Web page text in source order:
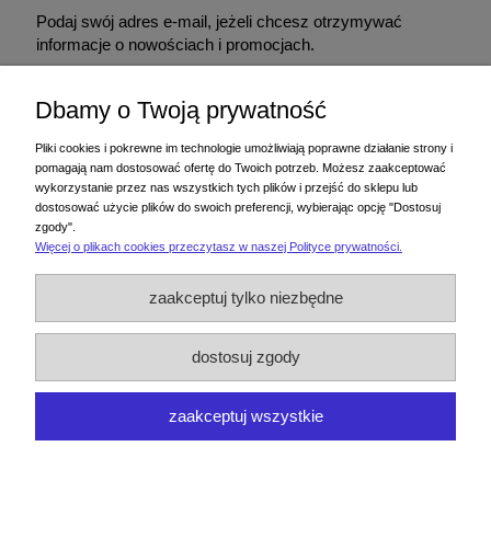
Podaj swój adres e-mail, jeżeli chcesz otrzymywać
informacje o nowościach i promocjach.
Podając adres e-mail, wyrażasz zgodę na otrzymywanie informacji handlowej
drogą elektroniczną na podany adres. Zgodę można wycofać w każdym
czasie. Wycofanie zgody nie wpływa na zgodność z prawem przetwarzania
dokonanego przed jej wycofaniem.
Pomoc
Moje konto
Informacje
Dbamy o Twoją prywatność
Pliki cookies i pokrewne im technologie umożliwiają poprawne działanie strony i
pomagają nam dostosować ofertę do Twoich potrzeb. Możesz zaakceptować
wykorzystanie przez nas wszystkich tych plików i przejść do sklepu lub
dostosować użycie plików do swoich preferencji, wybierając opcję "Dostosuj
zgody".
Więcej o plikach cookies przeczytasz w naszej Polityce prywatności.
zaakceptuj tylko niezbędne
dostosuj zgody
zaakceptuj wszystkie